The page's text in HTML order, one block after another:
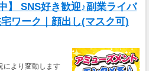
】 SNS好き歓迎♪副業ライバ
ワーク｜顔出し(マスク可)
より変動します